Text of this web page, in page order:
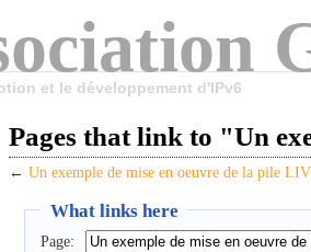
et le développement d'IPv6
Pages that link to "Un
← Un exemple de mise en oeuvre de la pile
What links here
Page: